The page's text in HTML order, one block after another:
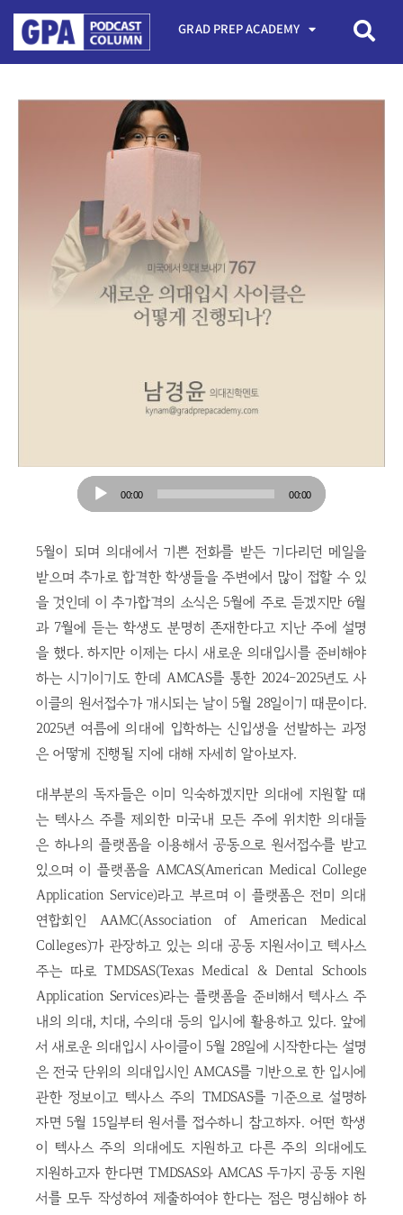
GRAD PREP ACADEMY
Audio
Player
00:00 00:00
5월이 되며 의대에서 기쁜 전화를 받든 기다리던 메일을
받으며 추가로 합격한 학생들을 주변에서 많이 접할 수 있
을 것인데 이 추가합격의 소식은 5월에 주로 듣겠지만 6월
과 7월에 듣는 학생도 분명히 존재한다고 지난 주에 설명
을 했다. 하지만 이제는 다시 새로운 의대입시를 준비해야
하는 시기이기도 한데 AMCAS를 통한 2024-2025년도 사
이클의 원서접수가 개시되는 날이 5월 28일이기 때문이다.
2025년 여름에 의대에 입학하는 신입생을 선발하는 과정
은 어떻게 진행될 지에 대해 자세히 알아보자.
대부분의 독자들은 이미 익숙하겠지만 의대에 지원할 때
는 텍사스 주를 제외한 미국내 모든 주에 위치한 의대들
은 하나의 플랫폼을 이용해서 공동으로 원서접수를 받고
있으며 이 플랫폼을 AMCAS(American Medical College
Application Service)라고 부르며 이 플랫폼은 전미 의대
연합회인 AAMC(Association of American Medical
Colleges)가 관장하고 있는 의대 공동 지원서이고 텍사스
주는 따로 TMDSAS(Texas Medical & Dental Schools
Application Services)라는 플랫폼을 준비해서 텍사스 주
내의 의대, 치대, 수의대 등의 입시에 활용하고 있다. 앞에
서 새로운 의대입시 사이클이 5월 28일에 시작한다는 설명
은 전국 단위의 의대입시인 AMCAS를 기반으로 한 입시에
관한 정보이고 텍사스 주의 TMDSAS를 기준으로 설명하
자면 5월 15일부터 원서를 접수하니 참고하자. 어떤 학생
이 텍사스 주의 의대에도 지원하고 다른 주의 의대에도
지원하고자 한다면 TMDSAS와 AMCAS 두가지 공동 지원
서를 모두 작성하여 제출하여야 한다는 점은 명심해야 하